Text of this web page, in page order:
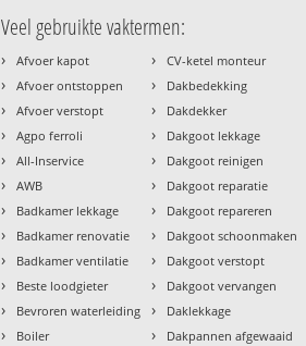
Veel gebruikte vaktermen:
› Afvoer kapot
› Afvoer ontstoppen
› Afvoer verstopt
› Agpo ferroli
› All-Inservice
› AWB
› Badkamer lekkage
› Badkamer renovatie
› Badkamer ventilatie
› Beste loodgieter
› Bevroren waterleiding
› Boiler
› CV-ketel monteur
› Dakbedekking
› Dakdekker
› Dakgoot lekkage
› Dakgoot reinigen
› Dakgoot reparatie
› Dakgoot repareren
› Dakgoot schoonmaken
› Dakgoot verstopt
› Dakgoot vervangen
› Daklekkage
› Dakpannen afgewaaid